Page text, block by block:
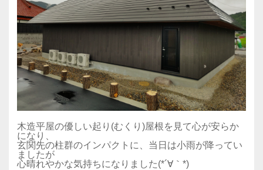
木造平屋の優しい起り(むくり)屋根を見て心が安らか
になり、
玄関先の柱群のインパクトに、当日は小雨が降ってい
ましたが
心晴れやかな気持ちになりました(*´∀｀*)